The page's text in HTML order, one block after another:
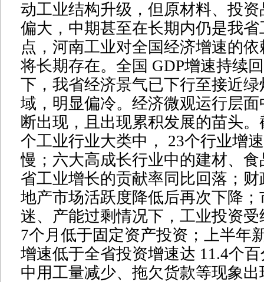
动工业结构升级，但原材料、投
偏大，中期甚至在长期内仍是我
点，河南工业对全国经济增速的
将长期存在。全国 GDP增速持续
下，我省经济景气已下行至接近
域，明显偏冷。经济微观运行层
断出现，且出现累积发展的苗头
个工业行业大类中， 23个行业增
慢；六大高成长行业中的建材、
省工业增长的贡献率同比回落；
地产市场活跃度降低后再次下降
迷、产能过剩情况下，工业投资
7个月低于固定资产投资；上半年
增速低于全省投资增速达 11.4个
中用工量减少、拖欠货款等现象